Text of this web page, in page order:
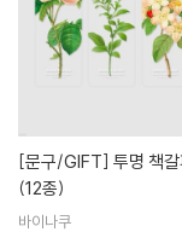
[문구/GIFT]
(12종)
바이나쿠